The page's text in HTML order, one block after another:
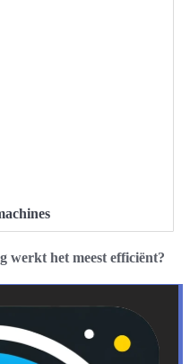
werkt het meest efficiënt?